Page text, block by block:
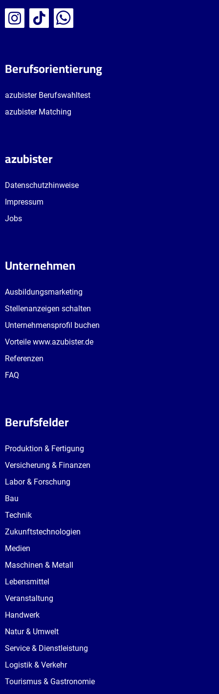
Berufsorientierung
azubister Berufswahltest
azubister Matching
azubister
Datenschutzhinweise
Impressum
Jobs
Unternehmen
Ausbildungsmarketing
Stellenanzeigen schalten
Unternehmensprofil buchen
Vorteile www.azubister.de
Referenzen
FAQ
Berufsfelder
Produktion & Fertigung
Versicherung & Finanzen
Labor & Forschung
Bau
Technik
Zukunftstechnologien
Medien
Maschinen & Metall
Lebensmittel
Veranstaltung
Handwerk
Natur & Umwelt
Service & Dienstleistung
Logistik & Verkehr
Tourismus & Gastronomie